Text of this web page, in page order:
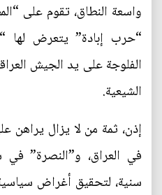
واسعة النطاق، تقوم على
“حرب إبادة” يتعرض لها
الفلوجة على يد الجيش
الشيعية.
إذن، ثمة من لا يزال
في العراق، و”النصرة” في
سنية، لتحقيق أغراض